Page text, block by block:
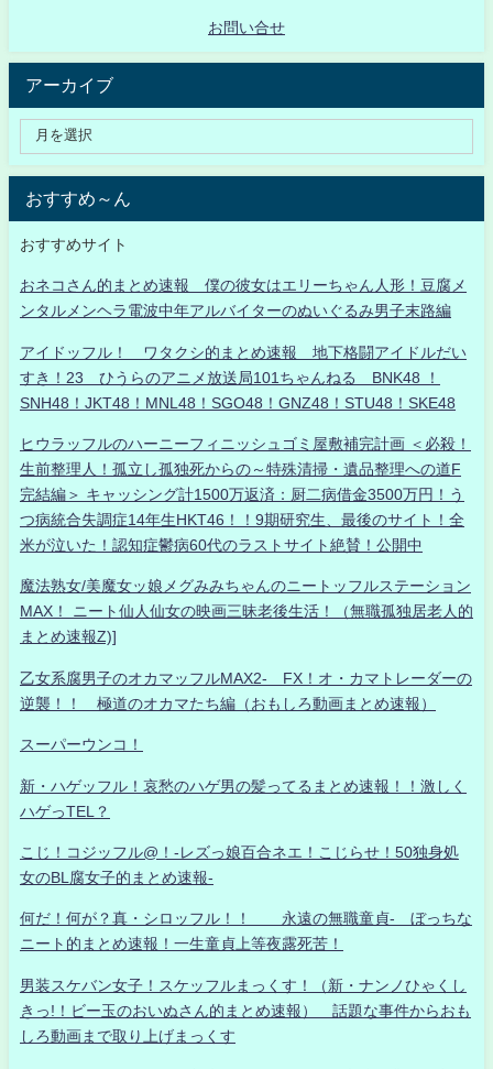
お問い合せ
アーカイブ
おすすめ～ん
おすすめサイト
おネコさん的まとめ速報 僕の彼女はエリーちゃん人形！豆腐メ
ンタルメンヘラ電波中年アルバイターのぬいぐるみ男子末路編
アイドッフル！ ワタクシ的まとめ速報 地下格闘アイドルだい
すき！23 ひうらのアニメ放送局101ちゃんねる BNK48 ！
SNH48！JKT48！MNL48！SGO48！GNZ48！STU48！SKE48
ヒウラッフルのハーニーフィニッシュゴミ屋敷補完計画 ＜必殺！
生前整理人！孤立し孤独死からの～特殊清掃・遺品整理への道F
完結編＞ キャッシング計1500万返済：厨二病借金3500万円！う
つ病統合失調症14年生HKT46！！9期研究生、最後のサイト！全
米が泣いた！認知症鬱病60代のラストサイト絶賛！公開中
魔法熟女/美魔女ッ娘メグみみちゃんのニートッフルステーション
MAX！ ニート仙人仙女の映画三昧老後生活！（無職孤独居老人的
まとめ速報Z)]
乙女系腐男子のオカマッフルMAX2- FX！オ・カマトレーダーの
逆襲！！ 極道のオカマたち編（おもしろ動画まとめ速報）
スーパーウンコ！
新・ハゲッフル！哀愁のハゲ男の髪ってるまとめ速報！！激しく
ハゲっTEL？
こじ！コジッフル@！-レズっ娘百合ネエ！こじらせ！50独身処
女のBL腐女子的まとめ速報-
何だ！何が？真・シロッフル！！ 永遠の無職童貞- ぼっちな
ニート的まとめ速報！一生童貞上等夜露死苦！
男装スケバン女子！スケッフルまっくす！（新・ナンノひゃくし
きっ!！ビー玉のおいぬさん的まとめ速報） 話題な事件からおも
しろ動画まで取り上げまっくす